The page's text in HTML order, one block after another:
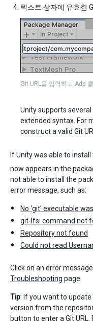
텍스트 상자에 유효한
Git URL을 입력하고 Add
Unity supports
extended syntax. For
construct a valid Git
If Unity was able to
now appears in the
not able to install the
error message, such as:
No ‘git’ executable
git-lfs: command not
Repository not found
Could not read
Click on an error
Troubleshooting page.
Tip: If you want to
version from the
button to enter a Git